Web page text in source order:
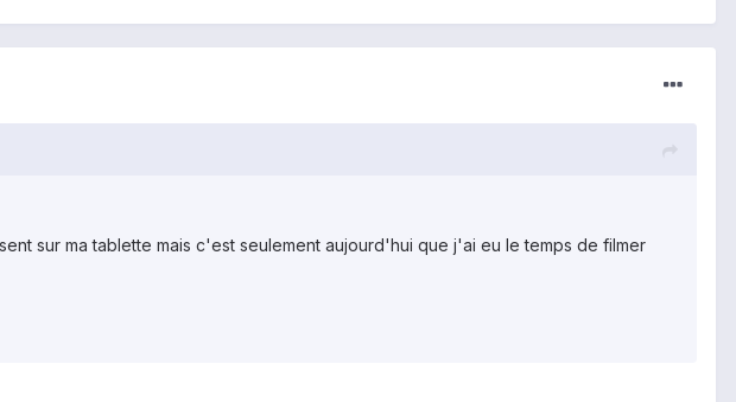
sur ma tablette mais c'est seulement aujourd'hui que j'ai eu le temps de filmer